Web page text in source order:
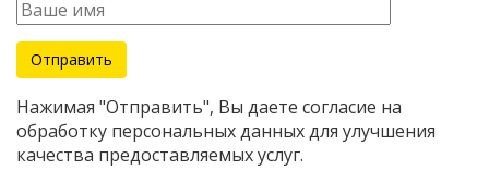
Нажимая "Отправить", Вы даете согласие на
обработку персональных данных для улучшения
качества предоставляемых услуг.